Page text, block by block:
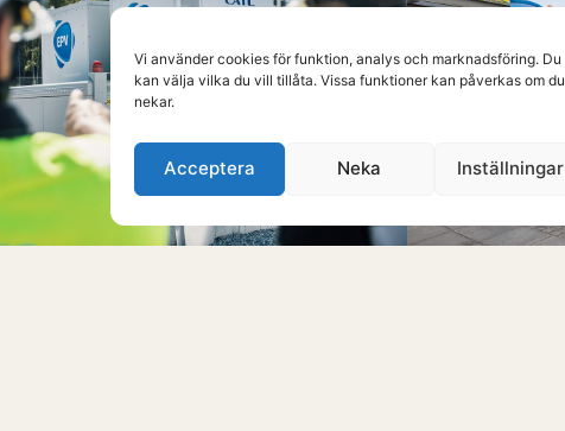
Vi använder cookies för funktion, analys och marknadsföring. Du
kan välja vilka du vill tillåta. Vissa funktioner kan påverkas om du
nekar.
Acceptera Neka Inställningar